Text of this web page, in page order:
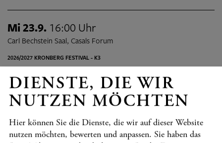
Mi 23.9. 16:00 Uhr
Carl Bechstein Saal, Casals Forum
2026/2027 KRONBERG FESTIVAL - K3
C WIE COURAGE
Hecker, Helmchen, Helmerson, Maintz
Programmdetails AUSVERKAUFT
Fr 25.9.09:30 - 18:45 Uhr
DIENSTE, DIE WIR
NUTZEN MÖCHTEN
Hier können Sie die Dienste, die wir auf dieser Website
nutzen möchten, bewerten und anpassen. Sie haben das